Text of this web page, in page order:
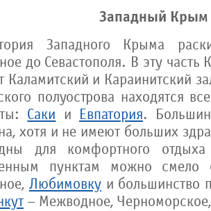
Западный Крым
Западного Крыма
до Севастополя. В эту
Каламитский и Караинитский
полуострова находятся
Саки и Евпатория.
хотя и не имеют больших
для комфортного
пунктам можно смело
Любимовкуи большинство
– Межводное,